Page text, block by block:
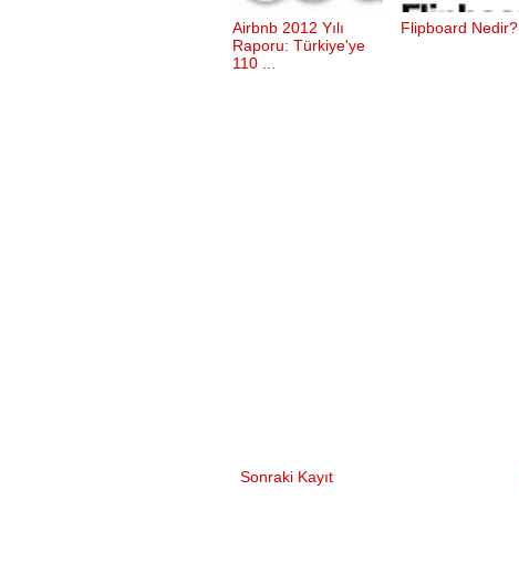
Airbnb 2012 Yılı
Raporu: Türkiye'ye
110 ...
Flipboard Nedir?
Sonraki Kayıt